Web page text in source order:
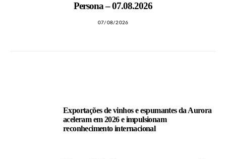
Persona – 07.08.2026
07/08/2026
Exportações de vinhos e espumantes da Aurora
aceleram em 2026 e impulsionam
reconhecimento internacional